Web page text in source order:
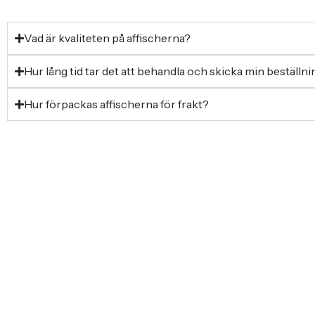
Vad är kvaliteten på affischerna?
Hur lång tid tar det att behandla och skicka min
Hur förpackas affischerna för frakt?